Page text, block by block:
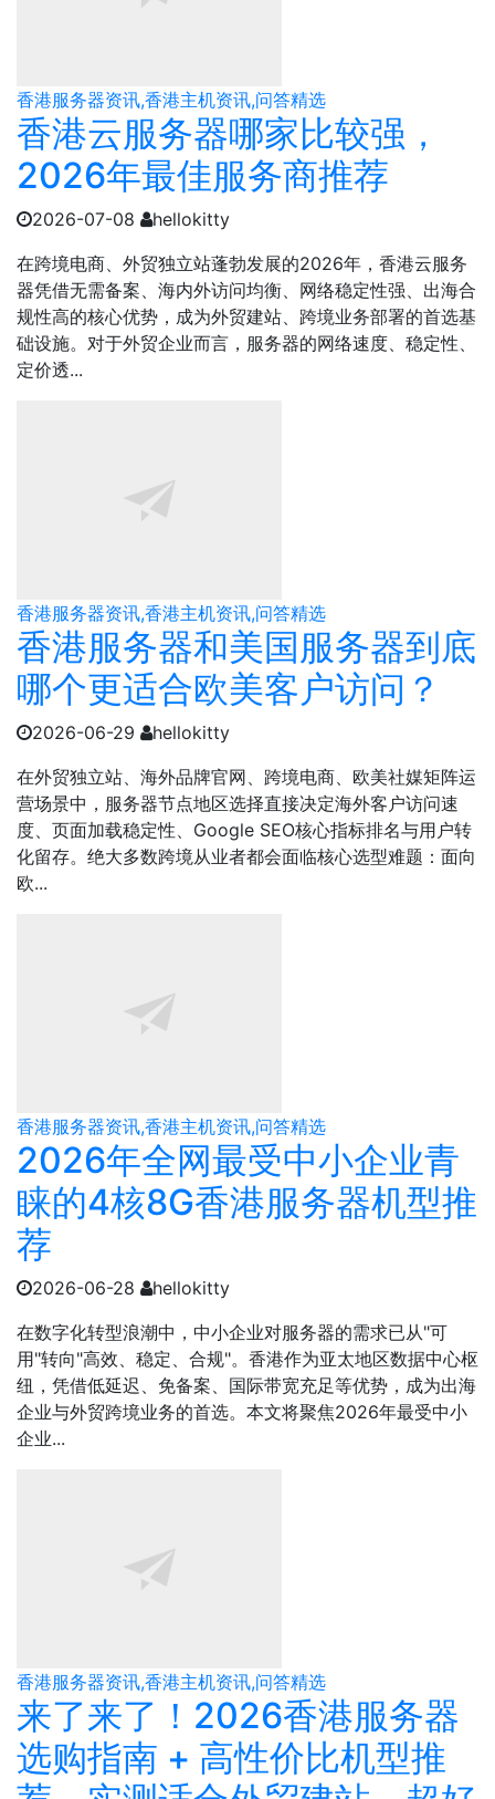
香港服务器资讯,香港主机资讯,问答精选
香港云服务器哪家比较强，
2026年最佳服务商推荐
2026-07-08
hellokitty
在跨境电商、外贸独立站蓬勃发展的2026年，香港云服务
器凭借无需备案、海内外访问均衡、网络稳定性强、出海合
规性高的核心优势，成为外贸建站、跨境业务部署的首选基
础设施。对于外贸企业而言，服务器的网络速度、稳定性、
定价透...
香港服务器资讯,香港主机资讯,问答精选
香港服务器和美国服务器到底
哪个更适合欧美客户访问？
2026-06-29
hellokitty
在外贸独立站、海外品牌官网、跨境电商、欧美社媒矩阵运
营场景中，服务器节点地区选择直接决定海外客户访问速
度、页面加载稳定性、Google SEO核心指标排名与用户转
化留存。绝大多数跨境从业者都会面临核心选型难题：面向
欧...
香港服务器资讯,香港主机资讯,问答精选
2026年全网最受中小企业青
睐的4核8G香港服务器机型推
荐
2026-06-28
hellokitty
在数字化转型浪潮中，中小企业对服务器的需求已从"可
用"转向"高效、稳定、合规"。香港作为亚太地区数据中心枢
纽，凭借低延迟、免备案、国际带宽充足等优势，成为出海
企业与外贸跨境业务的首选。本文将聚焦2026年最受中小
企业...
香港服务器资讯,香港主机资讯,问答精选
来了来了！2026香港服务器
选购指南 + 高性价比机型推